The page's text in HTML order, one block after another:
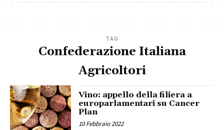
TAG
Confederazione Italiana
Agricoltori
Vino: appello della filiera a
europarlamentari su Cancer
Plan
10 Febbraio 2022